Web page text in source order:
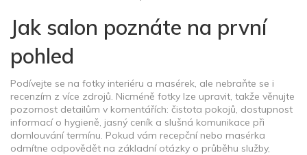
Jak salon poznáte na první
pohled
Podívejte se na fotky interiéru a masérek, ale nebraňte se i
recenzím z více zdrojů. Nicméně fotky lze upravit, takže věnujte
pozornost detailům v komentářích: čistota pokojů, dostupnost
informací o hygieně, jasný ceník a slušná komunikace při
domlouvání termínu. Pokud vám recepční nebo masérka
odmítne odpovědět na základní otázky o průběhu služby,